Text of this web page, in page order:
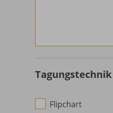
Tagungstechnik
Flipchart